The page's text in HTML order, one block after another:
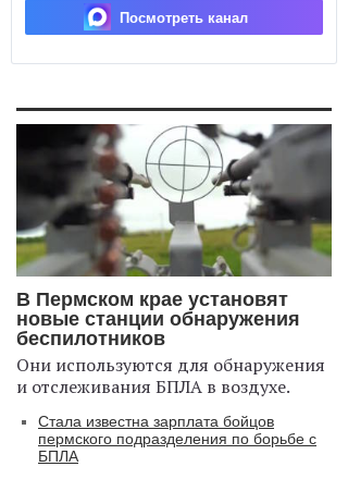
Посмотреть канал
В Пермском крае установят
новые станции обнаружения
беспилотников
Они используются для обнаружения
и отслеживания БПЛА в воздухе.
Стала известна зарплата бойцов
пермского подразделения по борьбе с
БПЛА